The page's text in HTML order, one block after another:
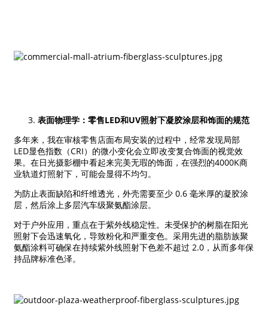
表面物理学：零售LED和UV照射下凝胶涂层和饰面的规范
多年来，我在审核零售店面布局安装的过程中，经常发现局部
LED显色指数（CRI）的微小变化会立即改变复合饰面的视觉效
果。在日光摄影棚中看起来完美无瑕的饰面，在强烈的4000K商
业轨道灯照射下，可能会显得不均匀。
为防止表面缺陷和纤维透光，外壳需要至少 0.6 毫米厚的凝胶涂
层，然后涂上多层汽车级聚氨酯涂层。
对于户外应用，重点在于紫外线稳定性。未受保护的树脂在阳光
照射下会迅速氧化，导致粉化和严重变色。采用先进的脂肪族聚
氨酯涂料可确保在持续紫外线照射下色差不超过 2.0，从而多年保
持品牌标准色泽。